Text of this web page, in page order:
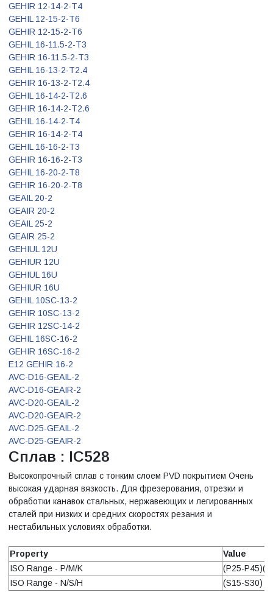
GEHIR 12-14-2-T4
GEHIL 12-15-2-T6
GEHIR 12-15-2-T6
GEHIL 16-11.5-2-T3
GEHIR 16-11.5-2-T3
GEHIL 16-13-2-T2.4
GEHIR 16-13-2-T2.4
GEHIL 16-14-2-T2.6
GEHIR 16-14-2-T2.6
GEHIL 16-14-2-T4
GEHIR 16-14-2-T4
GEHIL 16-16-2-T3
GEHIR 16-16-2-T3
GEHIL 16-20-2-T8
GEHIR 16-20-2-T8
GEAIL 20-2
GEAIR 20-2
GEAIL 25-2
GEAIR 25-2
GEHIUL 12U
GEHIUR 12U
GEHIUL 16U
GEHIUR 16U
GEHIL 10SC-13-2
GEHIR 10SC-13-2
GEHIR 12SC-14-2
GEHIL 16SC-16-2
GEHIR 16SC-16-2
E12 GEHIR 16-2
AVC-D16-GEAIL-2
AVC-D16-GEAIR-2
AVC-D20-GEAIL-2
AVC-D20-GEAIR-2
AVC-D25-GEAIL-2
AVC-D25-GEAIR-2
Сплав : IC528
Высокопрочный сплав с тонким слоем PVD покрытием Очень
высокая ударная вязкость. Для фрезерования, отрезки и
обработки канавок стальных, нержавеющих и легированных
сталей при низких и средних скоростях резания и
нестабильных условиях обработки.
Property
Value
ISO Range - P/M/K
(P25-
ISO Range - N/S/H
(S15-S30)